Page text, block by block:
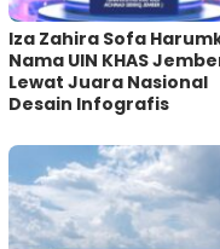
Iza Zahira Sofa
Nama UIN KHAS
Lewat Juara Nasional
Desain Infografis